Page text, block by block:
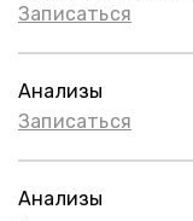
Записаться
Анализы
Записаться
Анализы